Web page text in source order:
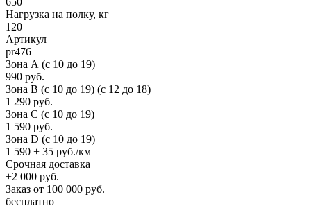
Нагрузка на полку, кг
120
Артикул
pr476
Зона А (c 10 до 19)
990 руб.
Зона B (c 10 до 19) (c 12 до 18)
1 290 руб.
Зона C (c 10 до 19)
1 590 руб.
Зона D (c 10 до 19)
1 590 + 35 руб./км
Срочная доставка
+2 000 руб.
Заказ от 100 000 руб.
бесплатно